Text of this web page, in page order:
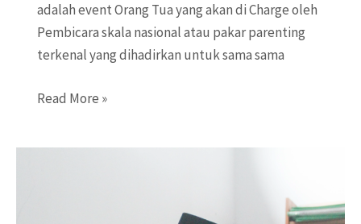
adalah event Orang Tua yang akan di Charge oleh
Pembicara skala nasional atau pakar parenting
terkenal yang dihadirkan untuk sama sama
Parenting
Read More »